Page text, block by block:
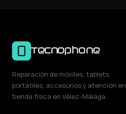
Tecnophone
Reparación de móviles, tablets,
portátiles, accesorios y atención en
tienda física en Vélez-Málaga.